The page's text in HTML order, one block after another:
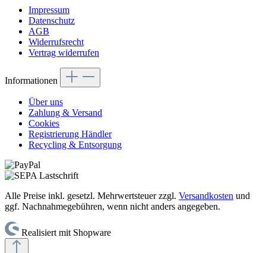
Impressum
Datenschutz
AGB
Widerrufsrecht
Vertrag widerrufen
Informationen
Über uns
Zahlung & Versand
Cookies
Registrierung Händler
Recycling & Entsorgung
Alle Preise inkl. gesetzl. Mehrwertsteuer zzgl. Versandkosten und
ggf. Nachnahmegebühren, wenn nicht anders angegeben.
Realisiert mit Shopware